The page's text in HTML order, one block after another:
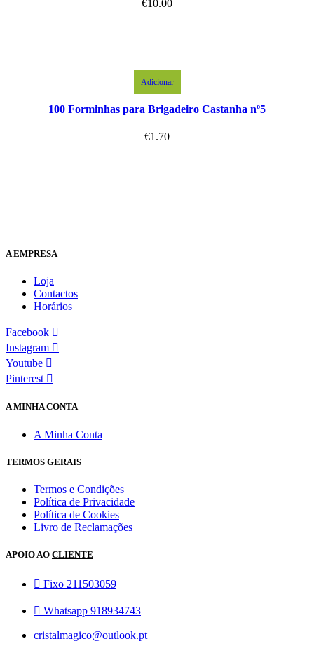
€10.00
Adicionar
100 Forminhas para Brigadeiro Castanha nº5
€1.70
A EMPRESA
Loja
Contactos
Horários
Facebook
Instagram
Youtube
Pinterest
A MINHA CONTA
A Minha Conta
TERMOS GERAIS
Termos e Condições
Política de Privacidade
Política de Cookies
Livro de Reclamações
APOIO AO CLIENTE
Fixo 211503059
Whatsapp 918934743
cristalmagico@outlook.pt